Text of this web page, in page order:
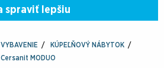
spraviť lepšiu
KÚPEĽŇOVÝ NÁBYTOK
MODUO